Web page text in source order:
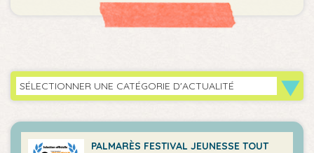
SÉLECTIONNER UNE CATÉGORIE D'ACTUALITÉ
PALMARÈS FESTIVAL JEUNESSE TOUT